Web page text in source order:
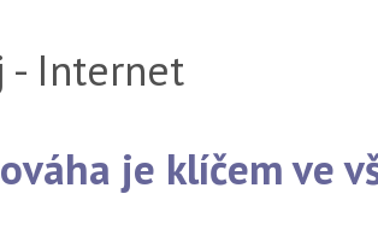
- Internet
je klíčem ve